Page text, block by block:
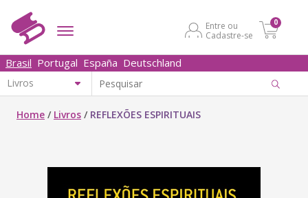
Entre ou
Cadastre-se
0
Brasil Portugal España Deutschland
Home / Livros / REFLEXÕES ESPIRITUAIS